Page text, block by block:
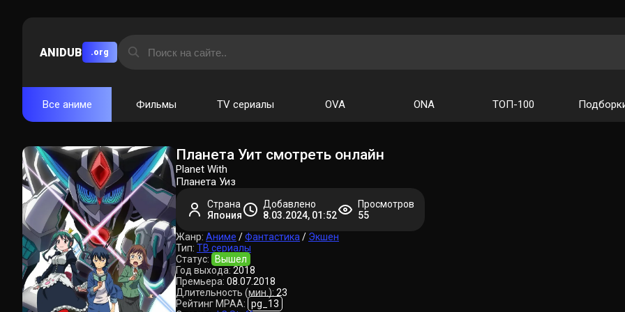
ANIDUB .org
Все аниме Фильмы TV сериалы OVA ONA ТОП-100
Планета Уит смотреть онлайн
Planet With
Планета Уиз
Страна
Япония
Добавлено
8.03.2024, 01:52
Просмотров
55
Жанр: Аниме /Фантастика / Экшен
Тип: ТВ сериалы
Статус:
Вышел
Год выхода: 2018
Премьера: 08.07.2018
Длительность (мин.): 23
Рейтинг MPAA: pg_13